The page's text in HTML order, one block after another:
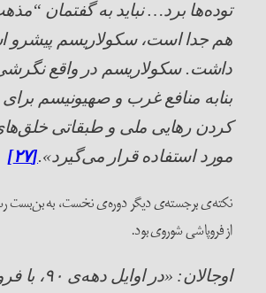
توده‌ها برد… نباید به گفتمان “
هم جدا است، سکولاریسم پیشرو
داشت. سکولاریسم در واقع‌
بنابه منافع غرب و صهیونیسم
کردن رهایی ملی و طبقاتی
مورد استفاده قرار می‌گیرد».[۲۷]
نکته‌ی برجسته‌ی دیگر دوره‌ی نخست، به
از فروپاشی شوروی بود.
اوجالان: «در